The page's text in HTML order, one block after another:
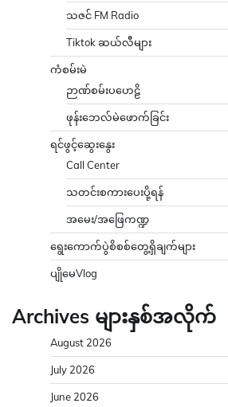
သဇင် FM Radio
Tiktok ဆယ်လီများ
ကံစမ်းမဲ
ဉာဏ်စမ်းပဟေဠိ
ဖုန်းဘေလ်မဲဖောက်ခြင်း
ရင်ဖွင့်ဆွေးနွေး
Call Center
သတင်းစကားပေးပို့ရန်
အမေး/အဖြေကဏ္ဍ
ရွေးကောက်ပွဲစိစစ်တွေ့ရှိချက်များ
ပျိုမေVlog
Archives များနှစ်အလိုက်
August 2026
July 2026
June 2026